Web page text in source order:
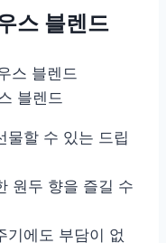
스 블렌드
블렌드
물할 수 있는 드립
원두 향을 즐길 수
기에도 부담이 없